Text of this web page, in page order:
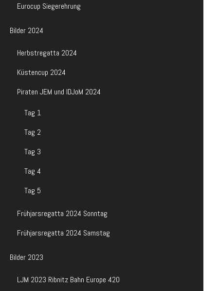
Eurocup Siegerehrung
Bilder 2024
Herbstregatta 2024
Küstencup 2024
Piraten JEM und IDJoM 2024
Tag 1
Tag 2
Tag 3
Tag 4
Tag 5
Frühjarsregatta 2024 Sonntag
Frühjarsregatta 2024 Samstag
Bilder 2023
LJM 2023 Ribnitz Bahn Europe 420